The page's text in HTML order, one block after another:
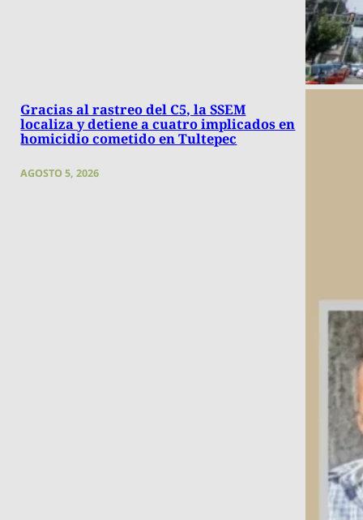
Gracias al rastreo del C5, la SSEM
localiza y detiene a cuatro implicados en
homicidio cometido en Tultepec
AGOSTO 5, 2026